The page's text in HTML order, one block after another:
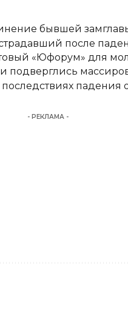
бывшей
после
«Юфорум» для
подверглись
- РЕКЛАМА -